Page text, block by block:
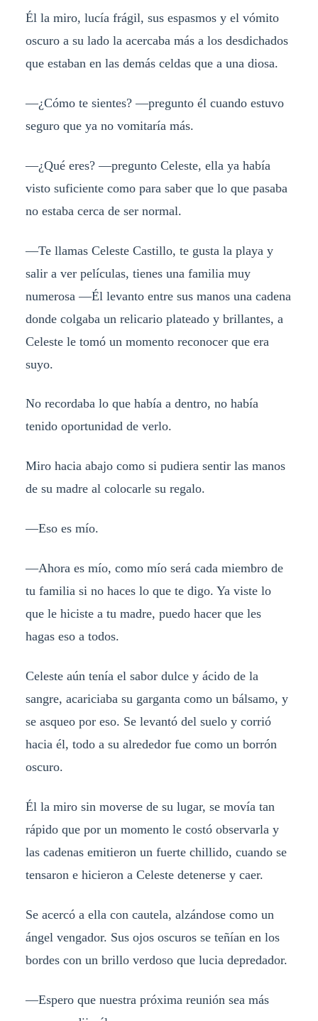
Él la miro, lucía frágil, sus espasmos y el vómito
oscuro a su lado la acercaba más a los desdichados
que estaban en las demás celdas que a una diosa.
—¿Cómo te sientes? —pregunto él cuando estuvo
seguro que ya no vomitaría más.
—¿Qué eres? —pregunto Celeste, ella ya había
visto suficiente como para saber que lo que pasaba
no estaba cerca de ser normal.
—Te llamas Celeste Castillo, te gusta la playa y
salir a ver películas, tienes una familia muy
numerosa —Él levanto entre sus manos una cadena
donde colgaba un relicario plateado y brillantes, a
Celeste le tomó un momento reconocer que era
suyo.
No recordaba lo que había a dentro, no había
tenido oportunidad de verlo.
Miro hacia abajo como si pudiera sentir las manos
de su madre al colocarle su regalo.
—Eso es mío.
—Ahora es mío, como mío será cada miembro de
tu familia si no haces lo que te digo. Ya viste lo
que le hiciste a tu madre, puedo hacer que les
hagas eso a todos.
Celeste aún tenía el sabor dulce y ácido de la
sangre, acariciaba su garganta como un bálsamo, y
se asqueo por eso. Se levantó del suelo y corrió
hacia él, todo a su alrededor fue como un borrón
oscuro.
Él la miro sin moverse de su lugar, se movía tan
rápido que por un momento le costó observarla y
las cadenas emitieron un fuerte chillido, cuando se
tensaron e hicieron a Celeste detenerse y caer.
Se acercó a ella con cautela, alzándose como un
ángel vengador. Sus ojos oscuros se teñían en los
bordes con un brillo verdoso que lucia depredador.
—Espero que nuestra próxima reunión sea más